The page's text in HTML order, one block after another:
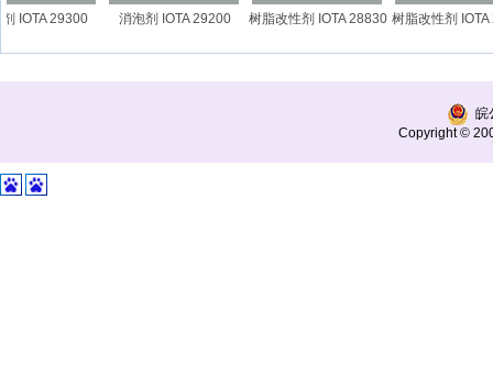
IOTA 29300 消泡剂 IOTA 29200 树脂改性剂 IOTA 28830 树脂改性剂 IOTA
皖
Copyright ©